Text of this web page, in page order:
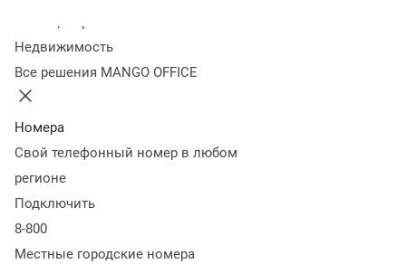
Недвижимость
Все решения MANGO OFFICE
Номера
Свой телефонный номер в любом
регионе
Подключить
8-800
Местные городские номера
маркетинговая стратегия Виды маркетинговых
стратегий
содержание маркетинговой стратегии
маркетинговой стратегии
Примеры маркетинговых
Что важно запомнить
← Журнал
Что такое маркетинговая стратегия